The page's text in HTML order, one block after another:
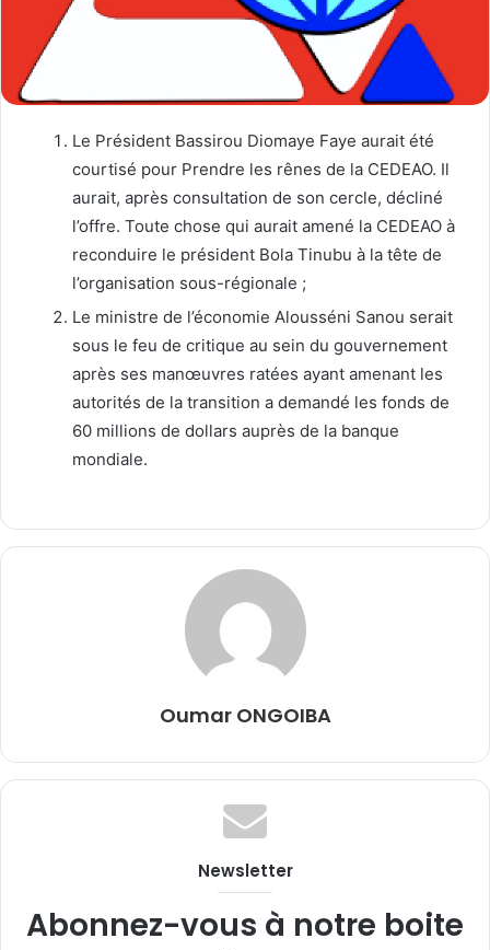
Le Président Bassirou Diomaye Faye aurait été
courtisé pour Prendre les rênes de la CEDEAO. Il
aurait, après consultation de son cercle, décliné
l’offre. Toute chose qui aurait amené la CEDEAO à
reconduire le président Bola Tinubu à la tête de
l’organisation sous-régionale ;
Le ministre de l’économie Alousséni Sanou serait
sous le feu de critique au sein du gouvernement
après ses manœuvres ratées ayant amenant les
autorités de la transition a demandé les fonds de
60 millions de dollars auprès de la banque
mondiale.
Oumar ONGOIBA
Newsletter
Abonnez-vous à notre boite